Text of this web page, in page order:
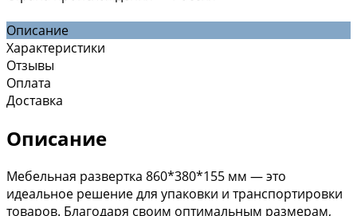
Описание
Характеристики
Отзывы
Оплата
Доставка
Описание
Мебельная развертка 860*380*155 мм — это
идеальное решение для упаковки и транспортировки
товаров. Благодаря своим оптимальным размерам,